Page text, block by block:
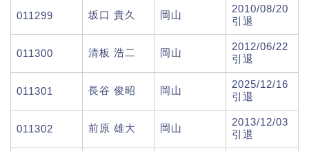
011299 坂口 貴久 岡山
2010/08/20
引退
011300 清板 浩二 岡山
2012/06/22
引退
011301 長谷 俊昭 岡山
2025/12/16
引退
011302 前原 雄大 岡山
2013/12/03
引退